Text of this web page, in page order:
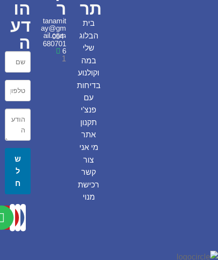
תר
בית
הבלוג
שלי
במה
וקולנוע
בדיחות
עם
פנצ'י
תקנון
אתר
מי אני
צור
קשר
רכישת
מנוי
ר
tanamit
ay@gm
ail.com
054-
680701
6
1
הו
דע
ה
ש
ל
ח